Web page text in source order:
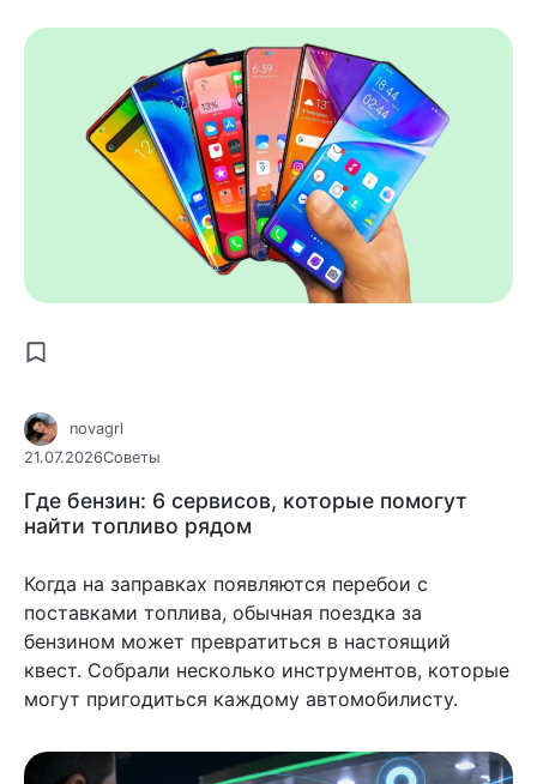
novagrl
21.07.2026Советы
Где бензин: 6 сервисов, которые помогут
найти топливо рядом
Когда на заправках появляются перебои с
поставками топлива, обычная поездка за
бензином может превратиться в настоящий
квест. Собрали несколько инструментов, которые
могут пригодиться каждому автомобилисту.